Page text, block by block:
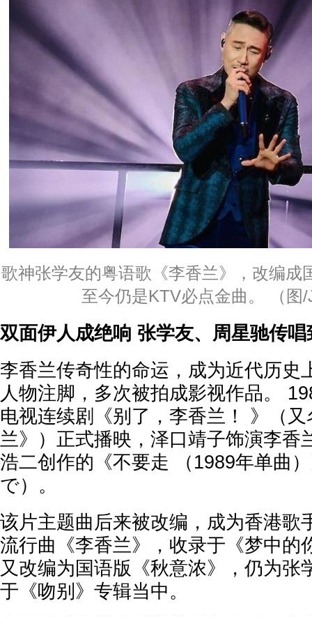
歌神张学友的粤语歌《李香兰》，改编成
至今仍是KTV必点金曲。 （图
双面伊人成绝响 张学友、周星驰传唱
李香兰传奇性的命运，成为近代历史
人物注脚，多次被拍成影视作品。
电视连续剧《别了，李香兰！ 》（
兰》）正式播映，泽口靖子饰演李香
浩二创作的《不要走 （1989年单曲
で）。
该片主题曲后来被改编，成为香港歌
流行曲《李香兰》，收录于《梦中的
又改编为国语版《秋意浓》，仍为张
于《吻别》专辑当中。